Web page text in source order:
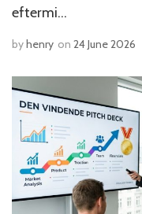
eftermi…
byhenry on 24 June 2026